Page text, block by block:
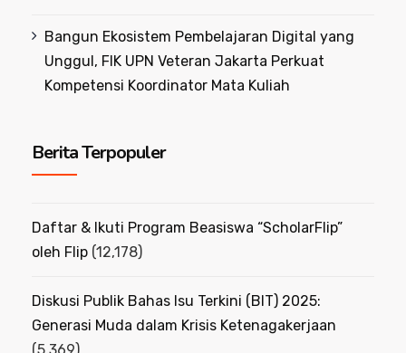
Bangun Ekosistem Pembelajaran Digital yang
Unggul, FIK UPN Veteran Jakarta Perkuat
Kompetensi Koordinator Mata Kuliah
Berita Terpopuler
Daftar & Ikuti Program Beasiswa “ScholarFlip”
oleh Flip (12,178)
Diskusi Publik Bahas Isu Terkini (BIT) 2025:
Generasi Muda dalam Krisis Ketenagakerjaan
(5,369)